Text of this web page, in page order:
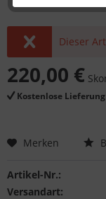
Dieser
220,00 €
Kostenlose Lieferung
Merken
Artikel-Nr.:
Versandart: